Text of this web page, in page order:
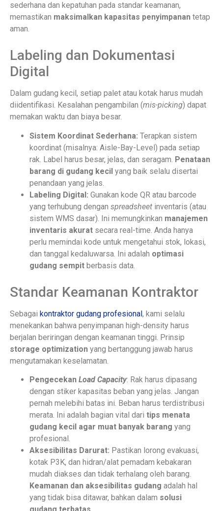
sederhana dan kepatuhan pada standar keamanan,
memastikan maksimalkan kapasitas penyimpanan tetap
aman.
Labeling dan Dokumentasi
Digital
Dalam gudang kecil, setiap palet atau kotak harus mudah
diidentifikasi. Kesalahan pengambilan (mis-picking) dapat
memakan waktu dan biaya besar.
Sistem Koordinat Sederhana: Terapkan sistem
koordinat (misalnya: Aisle-Bay-Level) pada setiap
rak. Label harus besar, jelas, dan seragam. Penataan
barang di gudang kecil yang baik selalu disertai
penandaan yang jelas.
Labeling Digital: Gunakan kode QR atau barcode
yang terhubung dengan spreadsheet inventaris (atau
sistem WMS dasar). Ini memungkinkan manajemen
inventaris akurat secara real-time. Anda hanya
perlu memindai kode untuk mengetahui stok, lokasi,
dan tanggal kedaluwarsa. Ini adalah optimasi
gudang sempit berbasis data.
Standar Keamanan Kontraktor
Sebagai kontraktor gudang profesional, kami selalu
menekankan bahwa penyimpanan high-density harus
berjalan beriringan dengan keamanan tinggi. Prinsip
storage optimization yang bertanggung jawab harus
mengutamakan keselamatan.
Pengecekan Load Capacity: Rak harus dipasang
dengan stiker kapasitas beban yang jelas. Jangan
pernah melebihi batas ini. Beban harus terdistribusi
merata. Ini adalah bagian vital dari tips menata
gudang kecil agar muat banyak barang yang
profesional.
Aksesibilitas Darurat: Pastikan lorong evakuasi,
kotak P3K, dan hidran/alat pemadam kebakaran
mudah diakses dan tidak terhalang oleh barang.
Keamanan dan aksesibilitas gudang adalah hal
yang tidak bisa ditawar, bahkan dalam solusi